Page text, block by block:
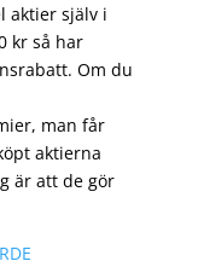
aktier själv i
kr så har
Om du
man får
aktierna
är att de gör